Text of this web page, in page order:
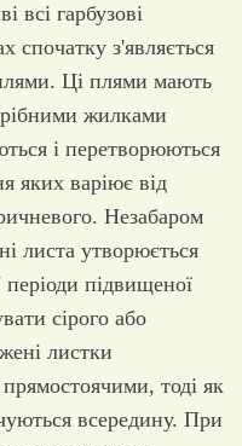
всі гарбузові
спочатку з'являється
Ці плями мають
жилками
і перетворюються
яких варіює від
Незабаром
листа утворюється
підвищеної
сірого або
листки
тоді як
всередину. При